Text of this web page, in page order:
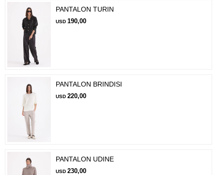
PANTALON TURIN
USD 190,00
PANTALON BRINDISI
USD 220,00
PANTALON UDINE
USD 230,00